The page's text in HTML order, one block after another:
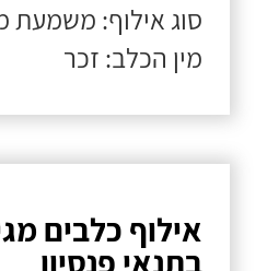
סוג אילוף:
מין הכלב: זכר
אילוף כלבים
בתנאי פנסיון